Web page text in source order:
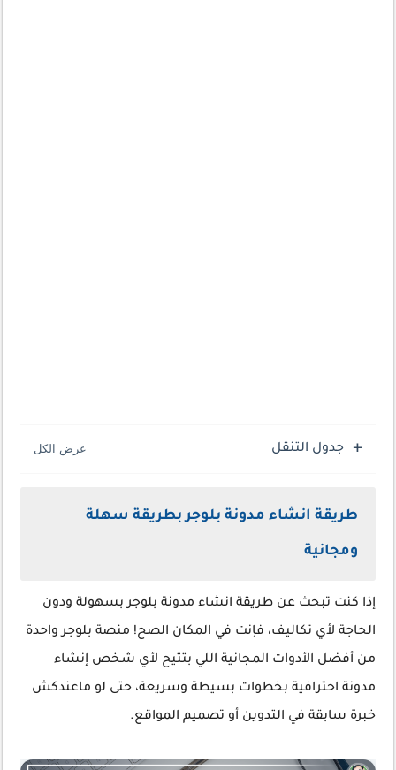
جدول التنقل
طريقة انشاء مدونة بلوجر بطريقة سهلة
ومجانية
إذا كنت تبحث عن طريقة انشاء مدونة بلوجر بسهولة ودون
الحاجة لأي تكاليف، فإنت في المكان الصح! منصة بلوجر واحدة
من أفضل الأدوات المجانية اللي بتتيح لأي شخص إنشاء
مدونة احترافية بخطوات بسيطة وسريعة، حتى لو ماعندكش
خبرة سابقة في التدوين أو تصميم المواقع.